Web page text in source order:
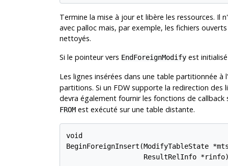
Termine la mise à jour et libère les ressources.
avec palloc mais, par exemple, les fichiers
nettoyés.
Si le pointeur vers EndForeignModifyest
Les lignes insérées dans une table partitionnée à
partitions. Si un FDW supporte la redirection
devra également fournir les fonctions de
FROMest exécuté sur une table distante.
void
BeginForeignInsert(ModifyTableState
ResultRelInfo